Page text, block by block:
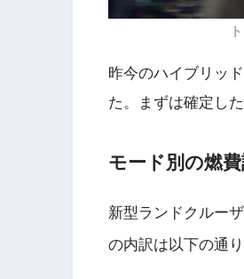
昨今のハイブリッ
た。まずは確定し
モード別の燃
新型ランドクルーザ
の内訳は以下の通